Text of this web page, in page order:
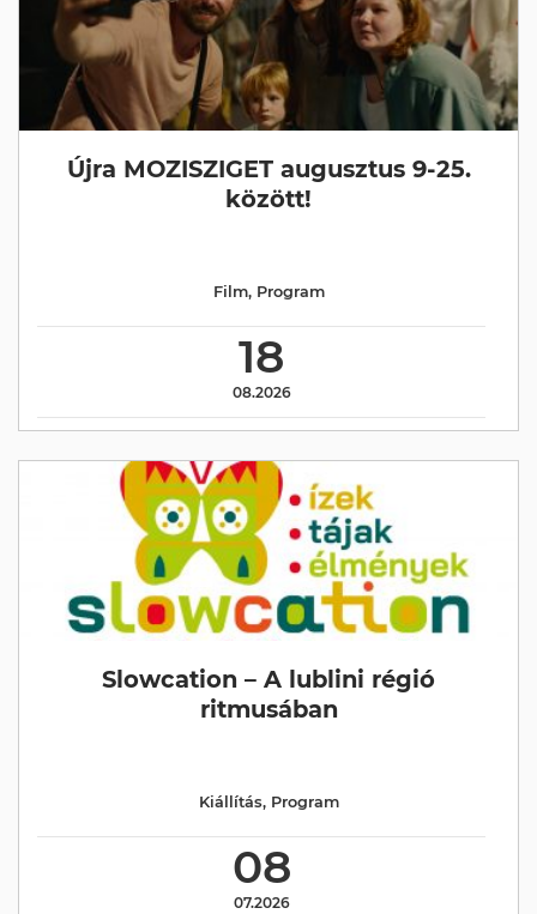
Újra MOZISZIGET augusztus 9-25.
között!
18
08.2026
Film, Program
Slowcation – A lublini régió
ritmusában
08
07.2026
Kiállítás, Program